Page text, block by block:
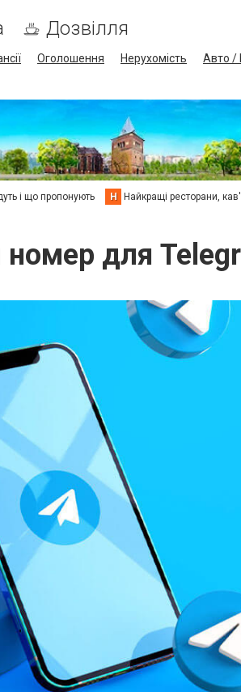
Дозвілля
Оголошення Нерухомість
Авто /
і що пропонують Н Найкращі ресторани,
для